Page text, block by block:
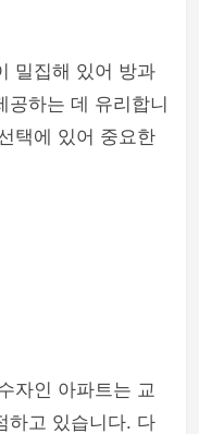
밀집해 있어 방과
공하는 데 유리합니
택에 있어 중요한
자인 아파트는 교
하고 있습니다. 다